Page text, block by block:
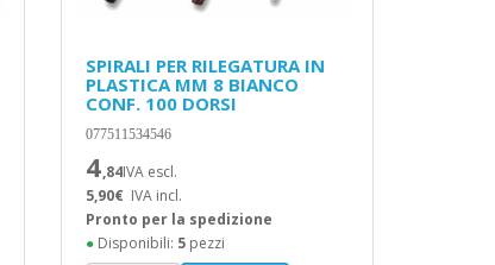
SPIRALI PER RILEGATURA IN
PLASTICA MM 8 BIANCO
CONF. 100 DORSI
077511534546
4,84IVA escl.
5,90€ IVA incl.
Pronto per la spedizione
● Disponibili: 5 pezzi